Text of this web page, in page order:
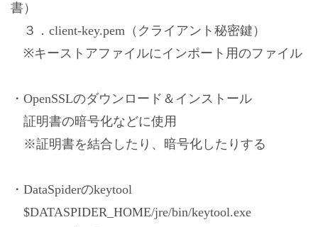
書）
３．client-key.pem（クライアント秘密鍵）
※キーストアファイルにインポート用のファイル
・OpenSSLのダウンロード＆インストール
証明書の暗号化などに使用
※証明書を結合したり、暗号化したりする
・DataSpiderのkeytool
$DATASPIDER_HOME/jre/bin/keytool.exe